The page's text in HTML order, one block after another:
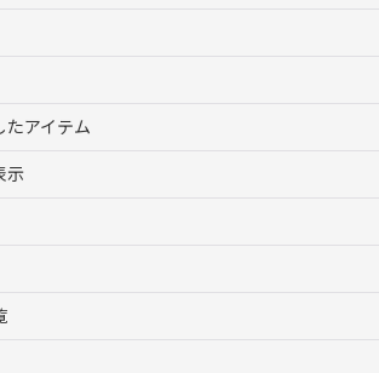
のルルーシュ コスプレ衣装
レ衣装
コスプレ衣装
たアイテム
示